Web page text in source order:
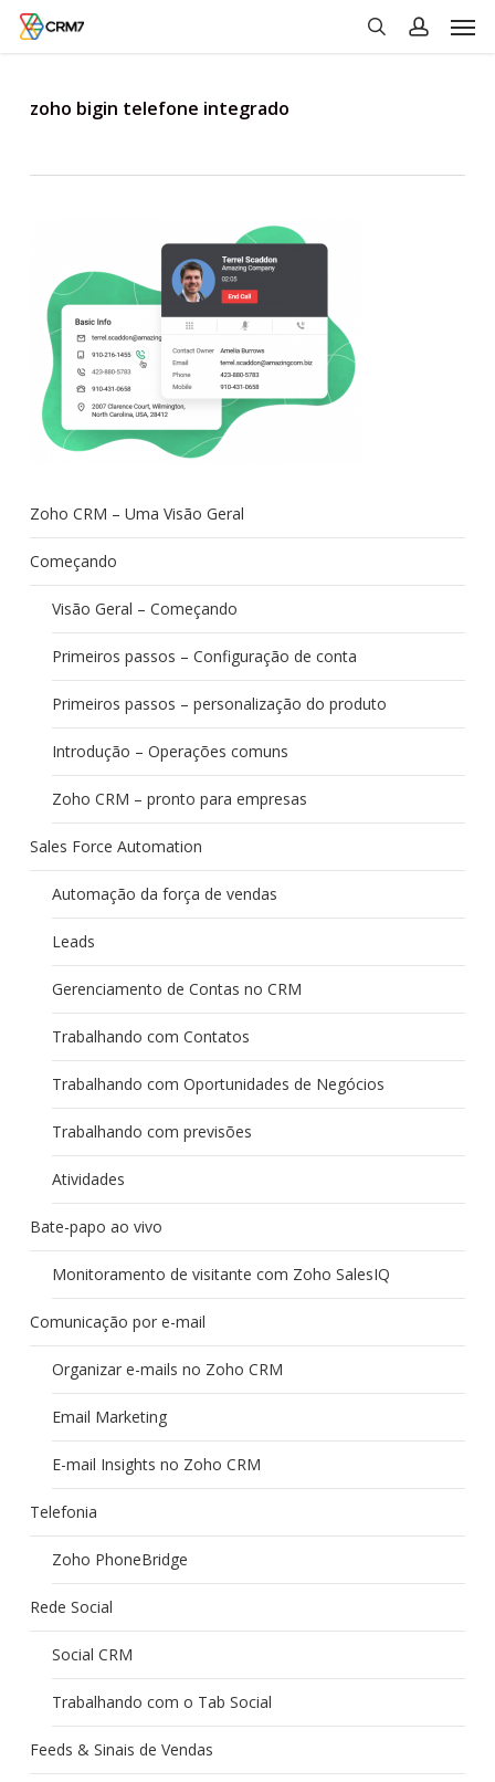
Skip
contentzoho bigin telefone integrado
Zoho CRM – Uma Visão Geral
Começando
Visão Geral – Começando
Primeiros passos – Configuração de conta
Primeiros passos – personalização do produto
Introdução – Operações comuns
Zoho CRM – pronto para empresas
Sales Force Automation
Automação da força de vendas
Leads
Gerenciamento de Contas no CRM
Trabalhando com Contatos
Trabalhando com Oportunidades de Negócios
Trabalhando com previsões
Atividades
Bate-papo ao vivo
Monitoramento de visitante com Zoho SalesIQ
Comunicação por e-mail
Organizar e-mails no Zoho CRM
Email Marketing
E-mail Insights no Zoho CRM
Telefonia
Zoho PhoneBridge
Rede Social
Social CRM
Trabalhando com o Tab Social
Feeds & Sinais de Vendas